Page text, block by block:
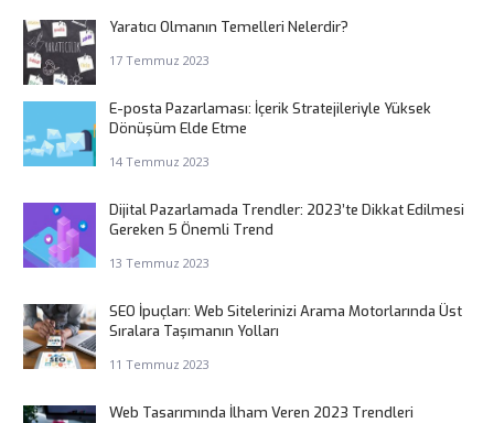
Yaratıcı Olmanın Temelleri Nelerdir?
17 Temmuz 2023
E-posta Pazarlaması: İçerik Stratejileriyle Yüksek
Dönüşüm Elde Etme
14 Temmuz 2023
Dijital Pazarlamada Trendler: 2023’te Dikkat Edilmesi
Gereken 5 Önemli Trend
13 Temmuz 2023
SEO İpuçları: Web Sitelerinizi Arama Motorlarında Üst
Sıralara Taşımanın Yolları
11 Temmuz 2023
Web Tasarımında İlham Veren 2023 Trendleri